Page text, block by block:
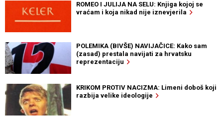
ROMEO I JULIJA NA SELU: Knjiga kojoj se
vraćam i koja nikad nije iznevjerila
POLEMIKA (BIVŠE) NAVIJAČICE: Kako sam
(zasad) prestala navijati za hrvatsku
reprezentaciju
KRIKOM PROTIV NACIZMA: Limeni doboš koji
razbija velike ideologije